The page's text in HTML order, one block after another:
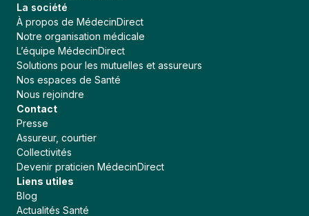
La société
À propos de MédecinDirect
Notre organisation médicale
L’équipe MédecinDirect
Solutions pour les mutuelles et assureurs
Nos espaces de Santé
Nous rejoindre
Contact
Presse
Assureur, courtier
Collectivités
Devenir praticien MédecinDirect
Liens utiles
Blog
Actualités Santé